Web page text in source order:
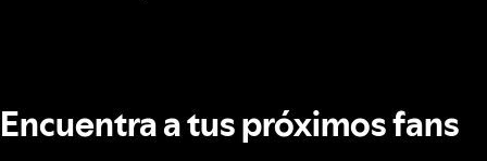
Encuentra a tus próximos fans